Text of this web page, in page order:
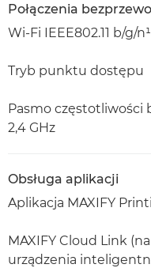
Połączenia
Wi-Fi IEEE802.11 b/g/n¹
Tryb punktu dostępu
Pasmo częstotliwości
2,4 GHz
Obsługa aplikacji
Aplikacja MAXIFY
MAXIFY Cloud Link
urządzenia